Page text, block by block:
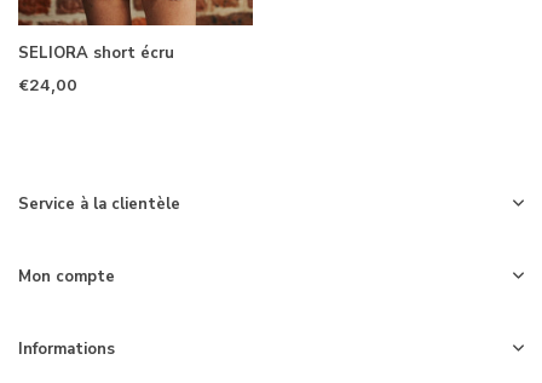
SELIORA short écru
€24,00
Service à la clientèle
Mon compte
Informations